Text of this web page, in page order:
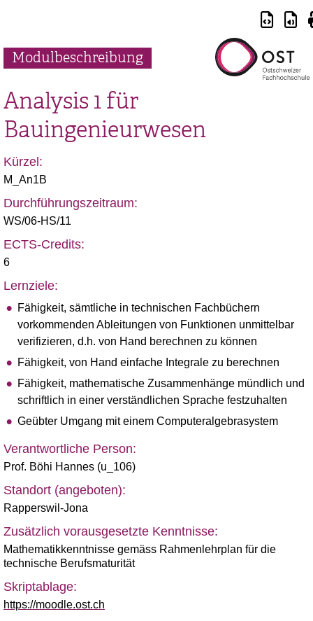
Modulbeschreibung
Analysis 1 für
Bauingenieurwesen
Kürzel:
M_An1B
Durchführungszeitraum:
WS/06-HS/11
ECTS-Credits:
6
Lernziele:
Fähigkeit, sämtliche in technischen Fachbüchern
vorkommenden Ableitungen von Funktionen unmittelbar
verifizieren, d.h. von Hand berechnen zu können
Fähigkeit, von Hand einfache Integrale zu berechnen
Fähigkeit, mathematische Zusammenhänge mündlich und
schriftlich in einer verständlichen Sprache festzuhalten
Geübter Umgang mit einem Computeralgebrasystem
Verantwortliche Person:
Prof. Böhi Hannes (u_106)
Standort (angeboten):
Rapperswil-Jona
Zusätzlich vorausgesetzte Kenntnisse:
Mathematikkenntnisse gemäss Rahmenlehrplan für die
technische Berufsmaturität
Skriptablage:
https://moodle.ost.ch